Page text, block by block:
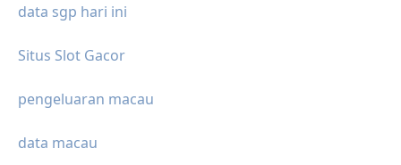
data sgp hari ini
Situs Slot Gacor
pengeluaran macau
data macau